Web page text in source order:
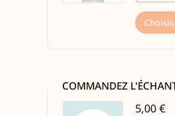
COMMANDEZ
5,00 €